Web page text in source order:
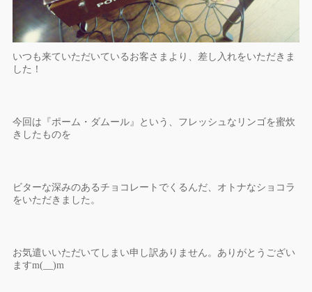
いつも来ていただいているお客さまより、差し入れをいただきま
した！
今回は『ポーム・ダムール』という、フレッシュなリンゴを蜜炊
きしたものを
ビターな深みのあるチョコレートでくるんだ、オトナなショコラ
をいただきました。
お気遣いいただいてしまい申し訳ありません。ありがとうござい
ますm(__)m